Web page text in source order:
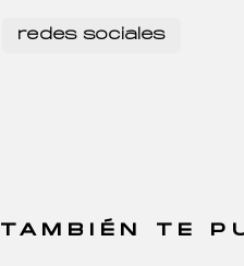
redes sociales
TAMBIÉN TE